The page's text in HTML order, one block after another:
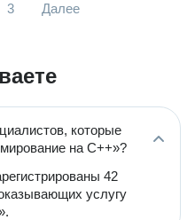
3 Далее
которые
на C++»?
42
услугу